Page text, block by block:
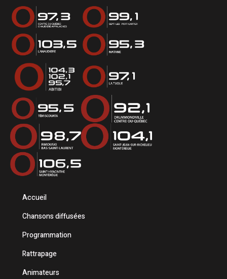
Accueil
Chansons diffusées
Programmation
Rattrapage
Animateurs